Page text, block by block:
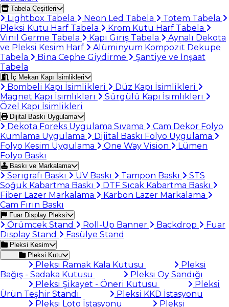
Tabela Çeşitleri
Lightbox Tabela Neon Led Tabela
Totem Tabela
Pleksi Kutu Harf Tabela
Krom Kutu Harf Tabela
Vinil Germe Tabela
Kapı Giriş Tabela
Aynalı Dekota
ve Pleksi Kesim Harf
Alüminyum Kompozit Dekupe
Tabela
Bina Cephe Giydirme
Şantiye ve İnşaat
Tabela
İç Mekan Kapı İsimlikleri
Bombeli Kapı İsimlikleri
Düz Kapı İsimlikleri
Magnet Kapı İsimlikleri
Sürgülü Kapı İsimlikleri
Özel Kapı İsimlikleri
Dijital Baskı Uygulama
Dekota Foreks Uygulama Sıvama
Cam Dekor Folyo
Kumlama Uygulama
Dijital Baskı Folyo Uygulama
Folyo Kesim Uygulama
One Way Vision
Lümen
Folyo Baskı
Baskı ve Markalama
Serigrafi Baskı UV Baskı Tampon Baskı
STS
Soğuk Kabartma Baskı
DTF Sıcak Kabartma Baskı
Fiber Lazer Markalama
Karbon Lazer Markalama
Cam Fırın Baskı
Fuar Display Pleksi
Örümcek Stand Roll-Up Banner Backdrop
Fuar
Display Stand
Fasülye Stand
Pleksi Kesim
Pleksi Kutu
Pleksi Ramak Kala Kutusu
Pleksi
Bağış - Sadaka Kutusu
Pleksi Oy Sandığı
Pleksi Şikayet - Öneri Kutusu
Pleksi
Ürün Teşhir Standı
Pleksi KKD İstasyonu
Pleksi Loto İstasyonu
Pleksi